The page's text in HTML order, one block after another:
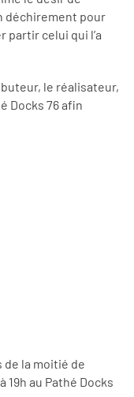
déchirement pour
partir celui qui l’a
le réalisateur,
Docks 76afin
de la moitié de
au Pathé Docks